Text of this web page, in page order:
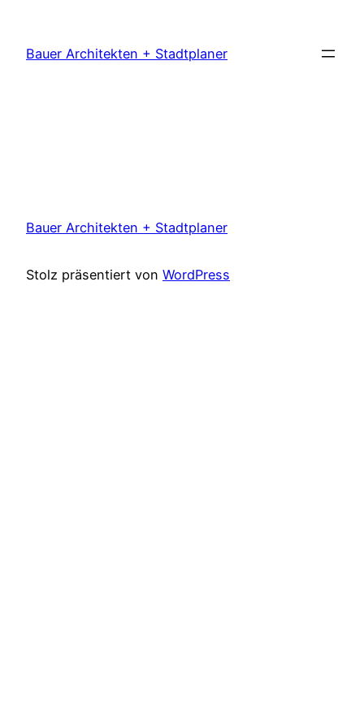
springen
Bauer Architekten + Stadtplaner
Bauer Architekten + Stadtplaner
Stolz präsentiert von WordPress